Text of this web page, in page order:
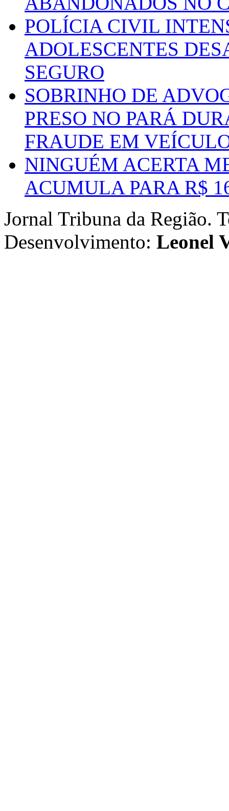
POLÍCIA CIVIL
ADOLESCENTES
SEGURO
SOBRINHO DE
PRESO NO PARÁ
FRAUDE EM
NINGUÉM ACERTA
ACUMULA PARA R$
Jornal Tribuna da Região.
Desenvolvimento: Leonel